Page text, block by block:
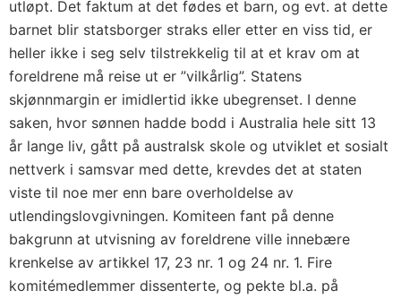
utløpt. Det faktum at det fødes et barn, og evt. at dette
barnet blir statsborger straks eller etter en viss tid, er
heller ikke i seg selv tilstrekkelig til at et krav om at
foreldrene må reise ut er ”vilkårlig”. Statens
skjønnmargin er imidlertid ikke ubegrenset. I denne
saken, hvor sønnen hadde bodd i Australia hele sitt 13
år lange liv, gått på australsk skole og utviklet et sosialt
nettverk i samsvar med dette, krevdes det at staten
viste til noe mer enn bare overholdelse av
utlendingslovgivningen. Komiteen fant på denne
bakgrunn at utvisning av foreldrene ville innebære
krenkelse av artikkel 17, 23 nr. 1 og 24 nr. 1. Fire
komitémedlemmer dissenterte, og pekte bl.a. på